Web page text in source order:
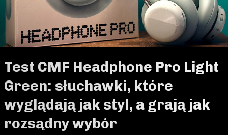
Test CMF Headphone Pro Light
Green: słuchawki, które
wyglądają jak styl, a grają jak
rozsądny wybór